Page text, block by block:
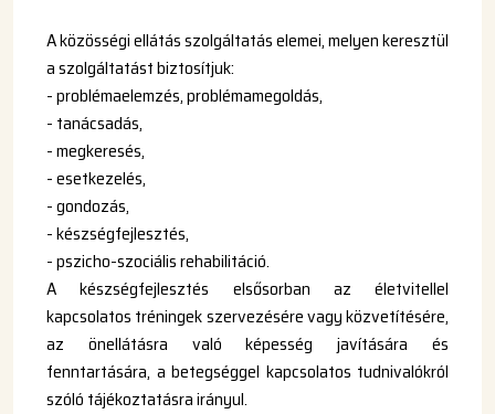
A közösségi ellátás szolgáltatás elemei, melyen keresztül
a szolgáltatást biztosítjuk:
- problémaelemzés, problémamegoldás,
- tanácsadás,
- megkeresés,
- esetkezelés,
- gondozás,
- készségfejlesztés,
- pszicho-szociális rehabilitáció.
A készségfejlesztés elsősorban az életvitellel
kapcsolatos tréningek szervezésére vagy közvetítésére,
az önellátásra való képesség javítására és
fenntartására, a betegséggel kapcsolatos tudnivalókról
szóló tájékoztatásra irányul.